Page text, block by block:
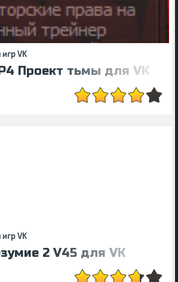
VK
Проект тьмы для VK
VK
2 V45 для VK